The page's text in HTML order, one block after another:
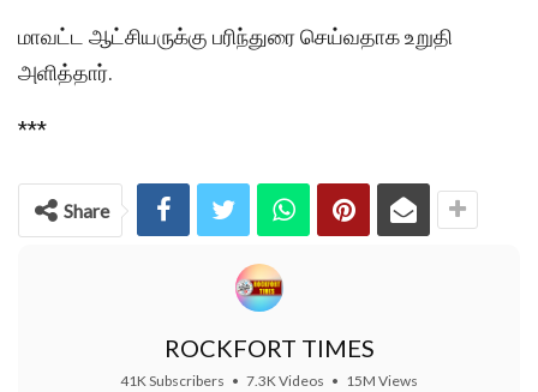
மாவட்ட ஆட்சியருக்கு பரிந்துரை செய்வதாக உறுதி
அளித்தார்.
***
Share
ROCKFORT TIMES
41K Subscribers • 7.3K Videos • 15M Views